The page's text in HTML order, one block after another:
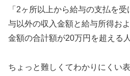
「2ヶ所以上から給与の支払を
与以外の収入金額と給与所得お
金額の合計額が20万円を超える
ちょっと難しくてわかりにくい表